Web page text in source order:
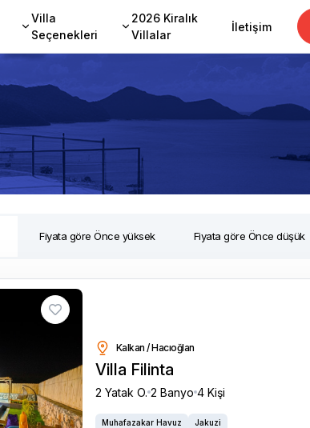
Villa
Seçenekleri
2026 Kiralık
Villalar
İletişim
Fiyata göre Önce yüksek Fiyata göre Önce düşük
Kalkan / Hacıoğlan
Villa Filinta
2 Yatak O. 2 Banyo 4 Kişi
Muhafazakar Havuz Jakuzi